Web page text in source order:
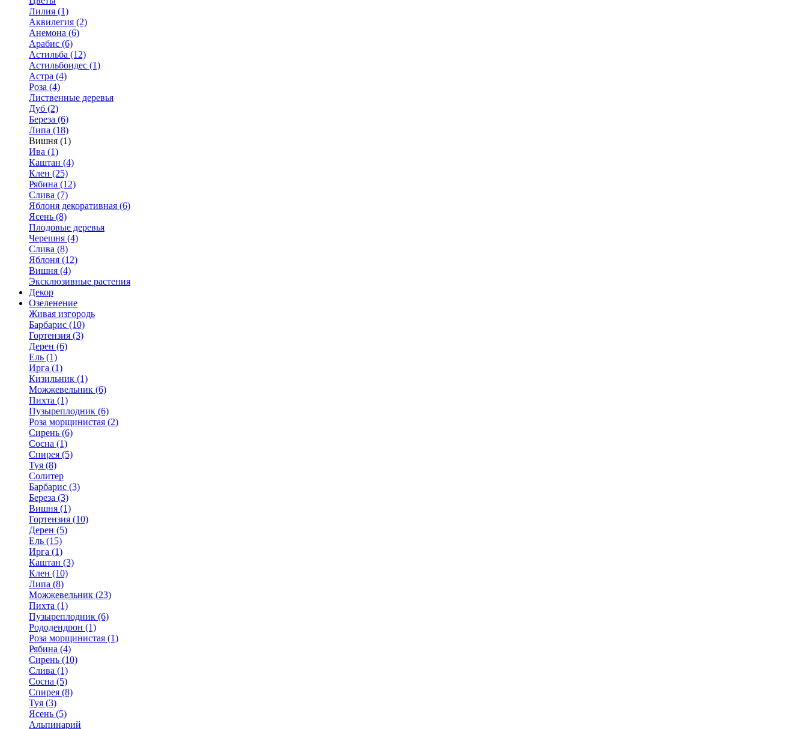
Лилия (1)
Аквилегия (2)
Анемона (6)
Арабис (6)
Астильба (12)
Астильбоидес (1)
Астра (4)
Роза (4)
Лиственные деревья
Дуб (2)
Береза (6)
Липа (18)
Вишня (1)
Ива (1)
Каштан (4)
Клен (25)
Рябина (12)
Слива (7)
Яблоня декоративная (6)
Ясень (8)
Плодовые деревья
Черешня (4)
Слива (8)
Яблоня (12)
Вишня (4)
Эксклюзивные растения
Декор
Озеленение
Живая изгородь
Барбарис (10)
Гортензия (3)
Дерен (6)
Ель (1)
Ирга (1)
Кизильник (1)
Можжевельник (6)
Пихта (1)
Пузыреплодник (6)
Роза морщинистая (2)
Сирень (6)
Сосна (1)
Спирея (5)
Туя (8)
Солитер
Барбарис (3)
Береза (3)
Вишня (1)
Гортензия (10)
Дерен (5)
Ель (15)
Ирга (1)
Каштан (3)
Клен (10)
Липа (8)
Можжевельник (23)
Пихта (1)
Пузыреплодник (6)
Рододендрон (1)
Роза морщинистая (1)
Рябина (4)
Сирень (10)
Слива (1)
Сосна (5)
Спирея (8)
Туя (3)
Ясень (5)
Альпинарий